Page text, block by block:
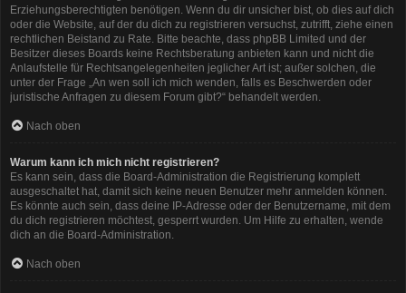
Erziehungsberechtigten benötigen. Wenn du dir unsicher bist, ob dies auf dich
oder die Website, auf der du dich zu registrieren versuchst, zutrifft, ziehe einen
rechtlichen Beistand zu Rate. Bitte beachte, dass phpBB Limited und der
Besitzer dieses Boards keine Rechtsberatung anbieten kann und nicht die
Anlaufstelle für Rechtsangelegenheiten jeglicher Art ist; außer solchen, die
unter der Frage „An wen soll ich mich wenden, falls es Beschwerden oder
juristische Anfragen zu diesem Forum gibt?“ behandelt werden.
Nach oben
Warum kann ich mich nicht registrieren?
Es kann sein, dass die Board-Administration die Registrierung komplett
ausgeschaltet hat, damit sich keine neuen Benutzer mehr anmelden können.
Es könnte auch sein, dass deine IP-Adresse oder der Benutzername, mit dem
du dich registrieren möchtest, gesperrt wurden. Um Hilfe zu erhalten, wende
dich an die Board-Administration.
Nach oben